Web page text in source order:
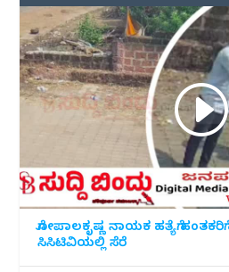
ಗೋಪಾಲಕೃಷ್ಣ ನಾಯಕ ಹತ್ಯೆಗೆ ಹಂತಕರಿಗೆ
ಸಿಸಿಟಿವಿಯಲ್ಲಿ ಸೆರೆ